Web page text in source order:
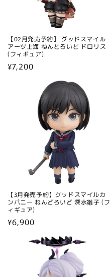
【02月発売予約】 グッドスマイル
アーツ上海 ねんどろいど ドロリス
(フィギュア)
通
¥7,200
【3月発売予約】グッドスマイルカ
ンパニー ねんどろいど 深水雛子 (フ
ィギュア)
通
¥6,900